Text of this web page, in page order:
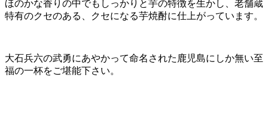
ほのかな香りの中でもしっかりと芋の特徴を生かし、老舗蔵
特有のクセのある、クセになる芋焼酎に仕上がっています。
大石兵六の武勇にあやかって命名された鹿児島にしか無い至
福の一杯をご堪能下さい。